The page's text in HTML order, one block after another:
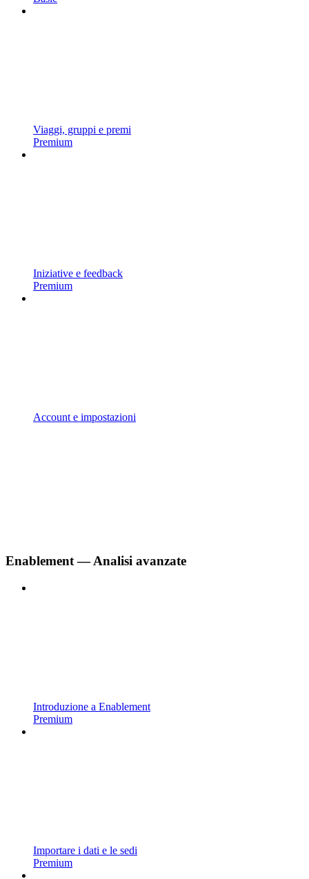
Viaggi, gruppi e premi
Premium
Iniziative e feedback
Premium
Account e impostazioni
Enablement — Analisi avanzate
Introduzione a Enablement
Premium
Importare i dati e le sedi
Premium